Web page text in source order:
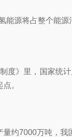
能源将占整个能
度》里，国家统
。
量约7000万吨，我